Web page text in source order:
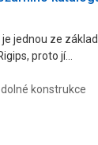
jednou ze
proto jí…
konstrukce